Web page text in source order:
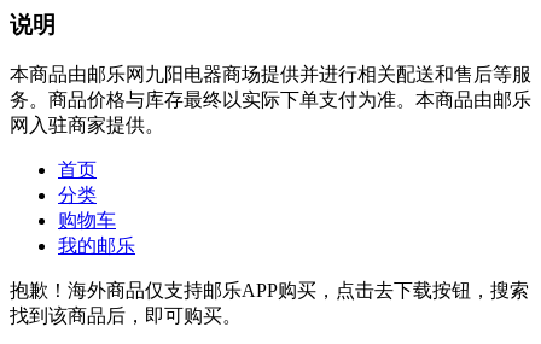
说明
本商品由邮乐网九阳电器商场提供并进行相关配送和售后等服
务。商品价格与库存最终以实际下单支付为准。本商品由邮乐
网入驻商家提供。
首页
分类
购物车
我的邮乐
抱歉！海外商品仅支持邮乐APP购买，点击去下载按钮，搜索
找到该商品后，即可购买。